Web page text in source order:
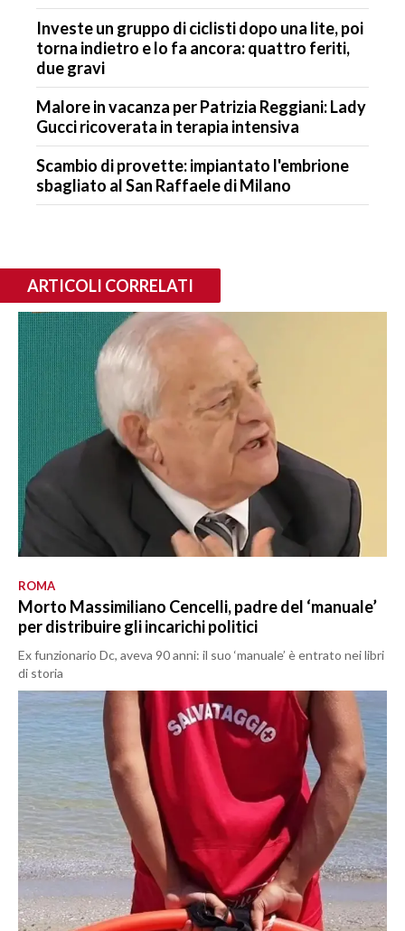
Investe un gruppo di ciclisti dopo una lite, poi
torna indietro e lo fa ancora: quattro feriti,
due gravi
Malore in vacanza per Patrizia Reggiani: Lady
Gucci ricoverata in terapia intensiva
Scambio di provette: impiantato l'embrione
sbagliato al San Raffaele di Milano
ARTICOLI CORRELATI
ROMA
Morto Massimiliano Cencelli, padre del ‘manuale’
per distribuire gli incarichi politici
Ex funzionario Dc, aveva 90 anni: il suo ‘manuale’ è entrato nei libri
di storia